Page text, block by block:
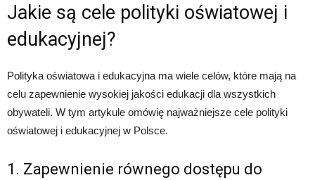
Jakie są cele polityki oświatowej i
edukacyjnej?
Polityka oświatowa i edukacyjna ma wiele celów, które mają na
celu zapewnienie wysokiej jakości edukacji dla wszystkich
obywateli. W tym artykule omówię najważniejsze cele polityki
oświatowej i edukacyjnej w Polsce.
1. Zapewnienie równego dostępu do